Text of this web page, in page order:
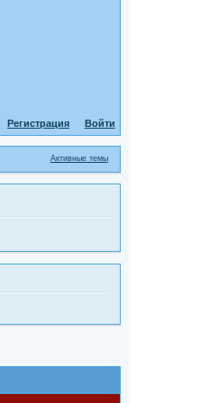
Регистрация Войти
Активные темы